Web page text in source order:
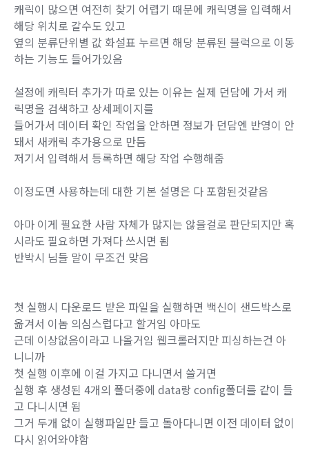
캐릭이 많으면 여전히 찾기 어렵기 때문에 캐릭명을 입력해서
해당 위치로 갈수도 있고
옆의 분류단위별 값 화설표 누르면 해당 분류된 블럭으로 이동
하는 기능도 들어가있음
설정에 캐릭터 추가가 따로 있는 이유는 실제 던담에 가서 캐
릭명을 검색하고 상세페이지를
들어가서 데이터 확인 작업을 안하면 정보가 던담엔 반영이 안
돼서 새캐릭 추가용으로 만듬
저기서 입력해서 등록하면 해당 작업 수행해줌
이정도면 사용하는데 대한 기본 설명은 다 포함된것같음
아마 이게 필요한 사람 자체가 많지는 않을걸로 판단되지만 혹
시라도 필요하면 가져다 쓰시면 됨
반박시 님들 말이 무조건 맞음
첫 실행시 다운로드 받은 파일을 실행하면 백신이 샌드박스로
옮겨서 이놈 의심스럽다고 할거임 아마도
근데 이상없음이라고 나올거임 웹크롤러지만 피싱하는건 아
니니까
첫 실행 이후에 이걸 가지고 다니면서 쓸거면
실행 후 생성된 4개의 폴더중에 data랑 config폴더를 같이 들
고 다니시면 됨
그거 두개 없이 실행파일만 들고 돌아다니면 이전 데이터 없이
다시 읽어와야함